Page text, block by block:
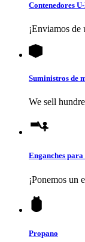
Contenedores
¡Enviamos
Suministros de
We sell
Enganches
¡Ponemos un
Propano